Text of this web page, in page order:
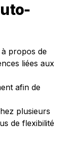
propos de
liées aux
afin de
plusieurs
de flexibilité